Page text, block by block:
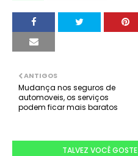
ANTIGOS
Mudança nos seguros de
automoveis, os serviços
podem ficar mais baratos
TALVEZ VOCÊ